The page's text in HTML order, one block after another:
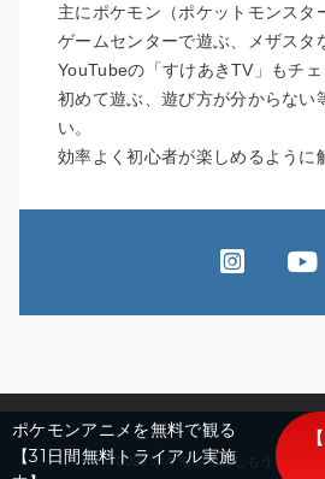
主にポケモン（ポケットモンスタ
ゲームセンターで遊ぶ、メザスタ
YouTubeの「すけあきTV」もチェ
初めて遊ぶ、遊び方が分からない
い。
効率よく初心者が楽しめるように
© 2026 ポケモンで楽しもうブログ
ポケモンアニメを無料で観る
【31日間無料トライアル実施